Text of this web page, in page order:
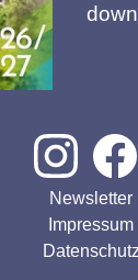
Newsletter
Impressum
Datenschutz